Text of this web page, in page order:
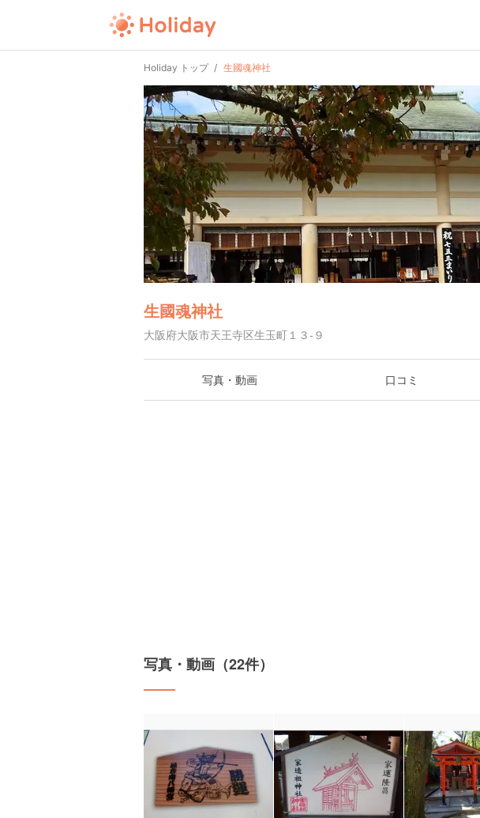
Holiday トップ 生國魂神社
生國魂神社
大阪府大阪市天王寺区生玉町１３-９
写真・動画 口コミ
写真・動画（22件）